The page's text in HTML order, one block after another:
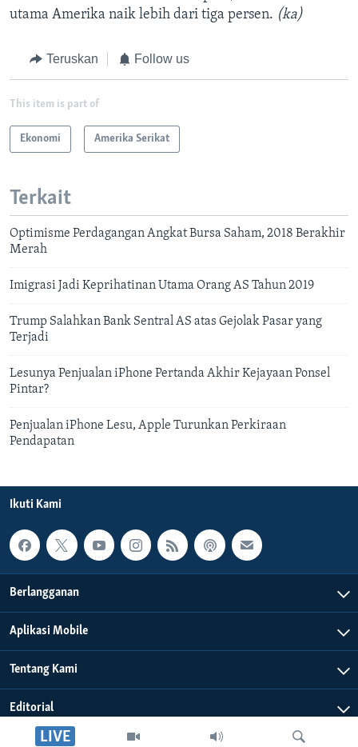
LIVE
utama Amerika naik lebih dari tiga persen. (ka)
Teruskan Follow us
This item is part of
Ekonomi Amerika Serikat
Terkait
Optimisme Perdagangan Angkat Bursa Saham, 2018 Berakhir
Merah
Imigrasi Jadi Keprihatinan Utama Orang AS Tahun 2019
Trump Salahkan Bank Sentral AS atas Gejolak Pasar yang
Terjadi
Lesunya Penjualan iPhone Pertanda Akhir Kejayaan Ponsel
Pintar?
Penjualan iPhone Lesu, Apple Turunkan Perkiraan
Pendapatan
Ikuti Kami
Berlangganan
Aplikasi Mobile
Tentang Kami
Editorial